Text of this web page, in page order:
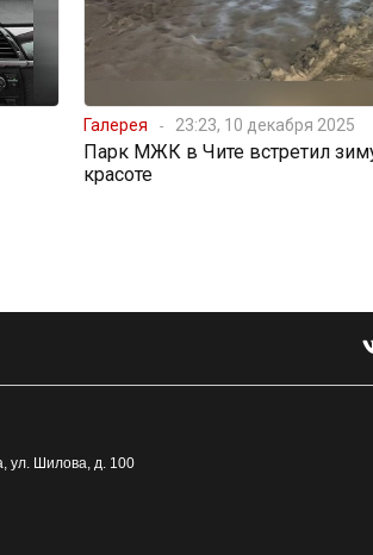
Галерея 23:23, 10 декабря 2025
Парк МЖК в Чите встретил
красоте
, ул. Шилова, д. 100